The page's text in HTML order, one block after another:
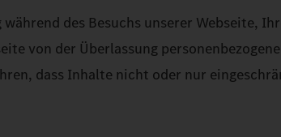
des Besuchs unserer Webseite,
von der Überlassung
dass Inhalte nicht oder nur